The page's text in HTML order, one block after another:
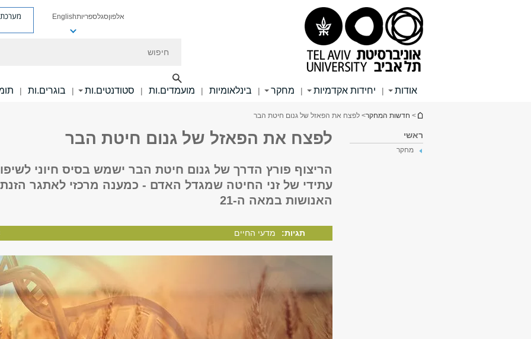
אלפוןסגלספריותEnglish מערכת
אודות | יחידות אקדמיות | מחקר | בינלאומיות | מועמדים.ות | סטודנטים.ות | בוגרים.ות |
הינך נמצא כאן
> חדשות המחקר> לפצח את הפאזל של גנום חיטת הבר
ראשי
מחקר
לפצח את הפאזל של גנום חיטת הבר
הריצוף פורץ הדרך של גנום חיטת הבר ישמש בסיס חיוני
עתידי של זני החיטה שמגדל האדם - כמענה מרכזי לאתגר הזנת
האנושות במאה ה-21
תגיות: מדעי החיים